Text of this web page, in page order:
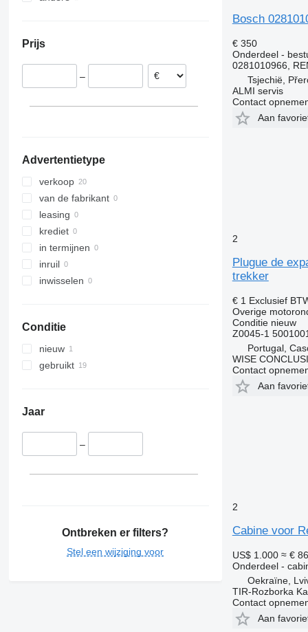
Travego
Unimog
Premium 460
Premium Distribution
T480
T520
XC Portugal
Prijs
–
Advertentietype
verkoop
van de fabrikant
leasing
krediet
in termijnen
inruil
inwisselen
Conditie
nieuw
gebruikt
Jaar
–
Ontbreken er filters?
Stel een wijziging voor
Bosch
€ 350
Onderdeel -
0281010966,
Tsjechië,
ALMI servis
Contact
Aan
2
Plugue de
trekker
€ 1 Exclusief
Overige
Conditienieuw
Z0045-1
Portugal,
WISE
Contact
Aan
2
Cabine voor
US$ 1.000 ≈ €
Onderdeel -
Oekraïne,
TIR-Rozborka
Contact
Aan